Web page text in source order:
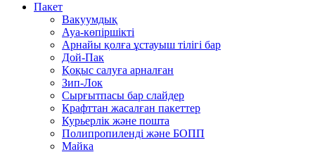
Пакет
Вакуумдық
Ауа-көпіршікті
Арнайы қолға ұстауыш тілігі бар
Дой-Пак
Қоқыс салуға арналған
Зип-Лок
Сырғытпасы бар слайдер
Крафттан жасалған пакеттер
Курьерлік және пошта
Полипропиленді және БОПП
Майка